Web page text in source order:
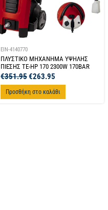
EIN-4140770
ΠΛΥΣΤΙΚΟ ΜΗΧΑΝΗΜΑ ΥΨΗΛΗΣ
ΠΙΕΣΗΣ TE-HP 170 2300W 170BAR
€351.95€263.95
Προσθήκη στο καλάθι